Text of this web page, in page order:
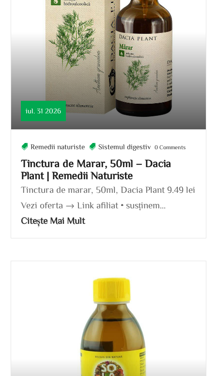
Tinctura de Marar, 50ml – Dacia
Plant | Remedii Naturiste
iul. 31 2026
Remedii naturiste Sistemul digestiv 0 Comments
Tinctura de marar, 50ml, Dacia Plant 9.49 lei
Vezi oferta → Link afiliat • susținem...
Citește Mai Mult